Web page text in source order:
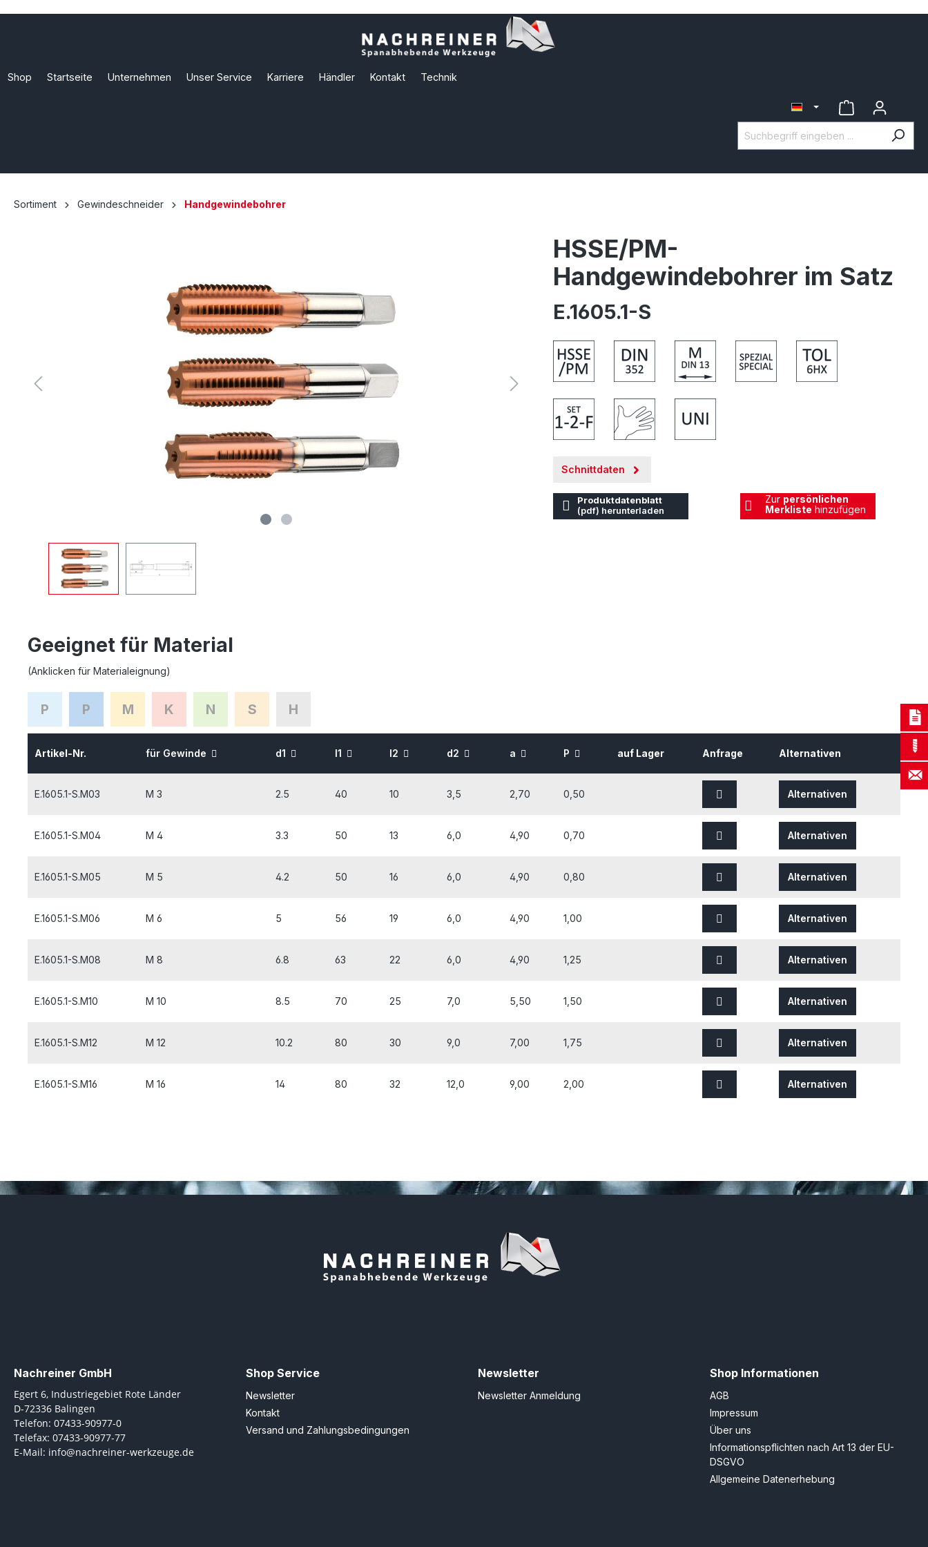
Shop Startseite Unternehmen Unser Service Karriere Händler Kontakt Technik
Sortiment Gewindeschneider Handgewindebohrer
HSSE/PM-
Handgewindebohrer im Satz
E.1605.1-S
Schnittdaten
Produktdatenblatt
(pdf) herunterladen
Zur persönlichen
Merkliste hinzufügen
Geeignet für Material
(Anklicken für Materialeignung)
P P M K N S H
Artikel-Nr. für Gewinde d1 l1 l2 d2 a P auf Lager Anfrage Alternativen
E.1605.1-S.M03 M 3 2.5 40 10 3,5 2,70 0,50 Alternativen
E.1605.1-S.M04 M 4 3.3 50 13 6,0 4,90 0,70 Alternativen
E.1605.1-S.M05 M 5 4.2 50 16 6,0 4,90 0,80 Alternativen
E.1605.1-S.M06 M 6 5 56 19 6,0 4,90 1,00 Alternativen
E.1605.1-S.M08 M 8 6.8 63 22 6,0 4,90 1,25 Alternativen
E.1605.1-S.M10 M 10 8.5 70 25 7,0 5,50 1,50 Alternativen
E.1605.1-S.M12 M 12 10.2 80 30 9,0 7,00 1,75 Alternativen
E.1605.1-S.M16 M 16 14 80 32 12,0 9,00 2,00 Alternativen
Nachreiner GmbH
Egert 6, Industriegebiet Rote Länder
D-72336 Balingen
Telefon: 07433-90977-0
Telefax: 07433-90977-77
E-Mail: info@nachreiner-werkzeuge.de
Shop Service
Newsletter
Kontakt
Versand und Zahlungsbedingungen
Newsletter
Newsletter Anmeldung
Shop Informationen
AGB
Impressum
Über uns
Informationspflichten nach Art 13 der EU-
DSGVO
Allgemeine Datenerhebung